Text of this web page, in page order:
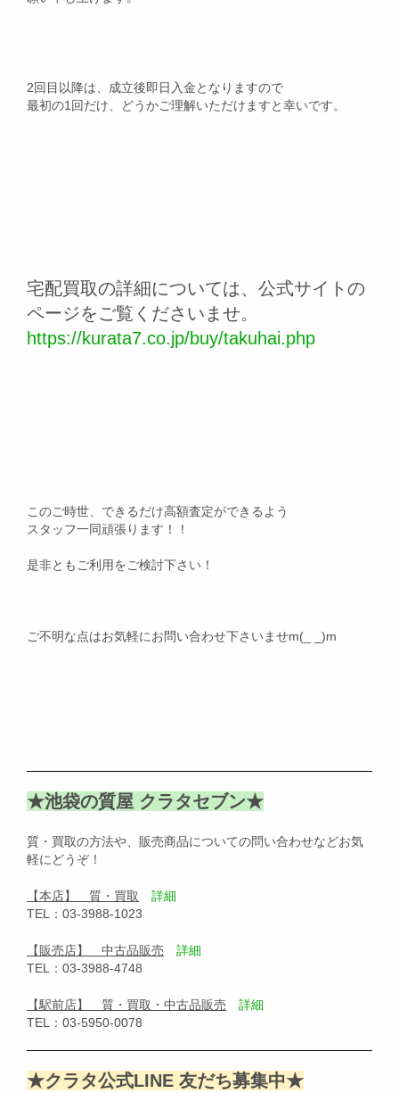
2回目以降は、成立後即日入金となりますので
最初の1回だけ、どうかご理解いただけますと幸いです。
宅配買取の詳細については、公式サイトの
ページをご覧くださいませ。
https://kurata7.co.jp/buy/takuhai.php
このご時世、できるだけ高額査定ができるよう
スタッフ一同頑張ります！！
是非ともご利用をご検討下さい！
ご不明な点はお気軽にお問い合わせ下さいませm(_ _)m
★池袋の質屋 クラタセブン★
質・買取の方法や、販売商品についての問い合わせなどお気
軽にどうぞ！
【本店】 質・買取
詳細
TEL：03-3988-1023
【販売店】 中古品販売
詳細
TEL：03-3988-4748
【駅前店】 質・買取・中古品販売
詳細
TEL：03-5950-0078
★クラタ公式LINE 友だち募集中★